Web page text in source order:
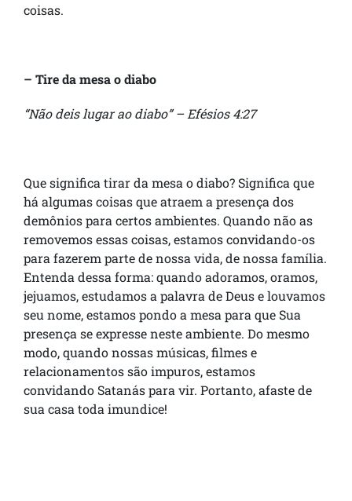
coisas.
– Tire da mesa o diabo
“Não deis lugar ao diabo” – Efésios 4:27
Que significa tirar da mesa o diabo? Significa que
há algumas coisas que atraem a presença dos
demônios para certos ambientes. Quando não as
removemos essas coisas, estamos convidando-os
para fazerem parte de nossa vida, de nossa família.
Entenda dessa forma: quando adoramos, oramos,
jejuamos, estudamos a palavra de Deus e louvamos
seu nome, estamos pondo a mesa para que Sua
presença se expresse neste ambiente. Do mesmo
modo, quando nossas músicas, filmes e
relacionamentos são impuros, estamos
convidando Satanás para vir. Portanto, afaste de
sua casa toda imundice!